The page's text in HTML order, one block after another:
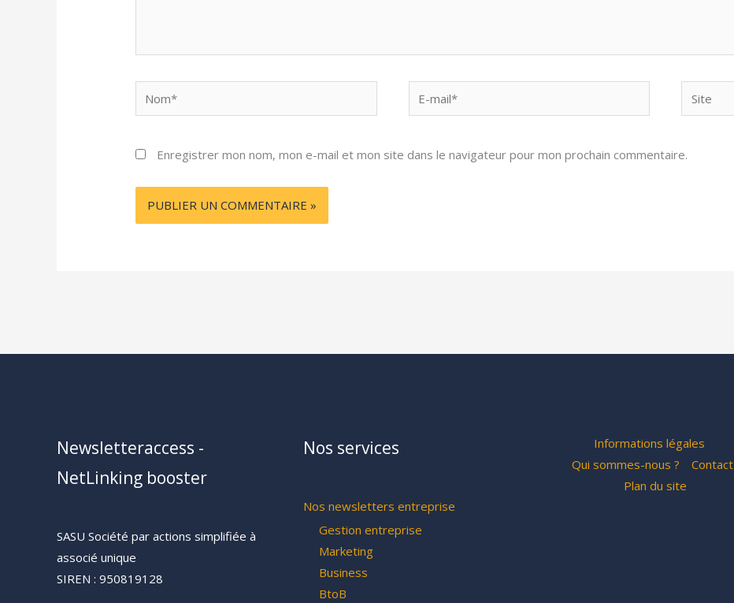
mail*
Enregistrer mon nom, mon e-mail et mon site dans le navigateur pour mon prochain commentaire.
Newsletteraccess -
NetLinking booster
SASU Société par actions simplifiée à
associé unique
SIREN : 950819128
Nos services
Nos newsletters entreprise
Gestion entreprise
Marketing
Business
BtoB
Informations légales
Qui sommes-nous ?
Contact
Plan du site